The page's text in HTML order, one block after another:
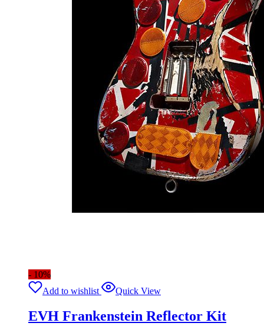
- 10%
Add to wishlist
Quick View
EVH Frankenstein Reflector Kit